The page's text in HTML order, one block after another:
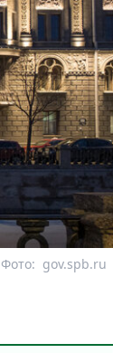
gov.spb.ru
Фото: